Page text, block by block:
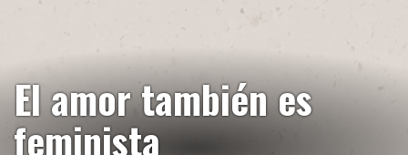
El amor también es
feminista